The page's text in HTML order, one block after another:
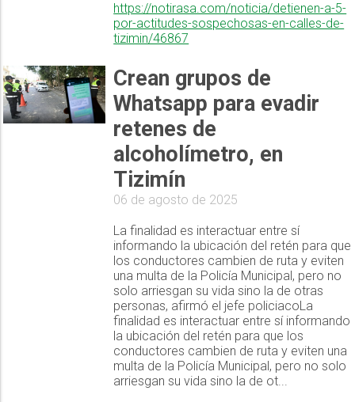
https://notirasa.com/noticia/detienen-a-5-
por-actitudes-sospechosas-en-calles-de-
tizimin/46867
Crean grupos de
Whatsapp para evadir
retenes de
alcoholímetro, en
Tizimín
06 de agosto de 2025
La finalidad es interactuar entre sí
informando la ubicación del retén para que
los conductores cambien de ruta y eviten
una multa de la Policía Municipal, pero no
solo arriesgan su vida sino la de otras
personas, afirmó el jefe policiacoLa
finalidad es interactuar entre sí informando
la ubicación del retén para que los
conductores cambien de ruta y eviten una
multa de la Policía Municipal, pero no solo
arriesgan su vida sino la de ot...